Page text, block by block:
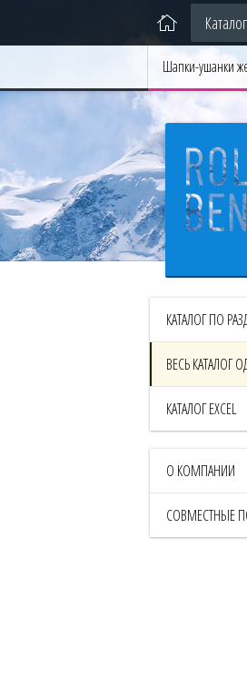
Каталог
Шапки-ушанки
КАТАЛОГ ПО
ВЕСЬ
КАТАЛОГ EXCEL
О КОМПАНИИ
СОВМЕСТНЫЕ